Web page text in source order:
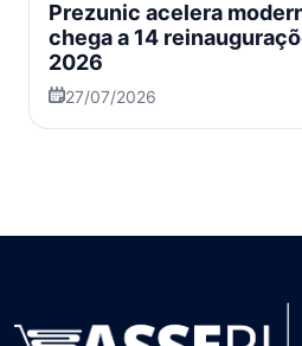
Prezunic acelera
chega a 14
2026
27/07/2026